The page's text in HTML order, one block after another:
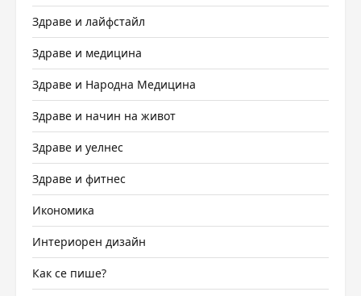
Здраве и лайфстайл
Здраве и медицина
Здраве и Народна Медицина
Здраве и начин на живот
Здраве и уелнес
Здраве и фитнес
Икономика
Интериорен дизайн
Как се пише?